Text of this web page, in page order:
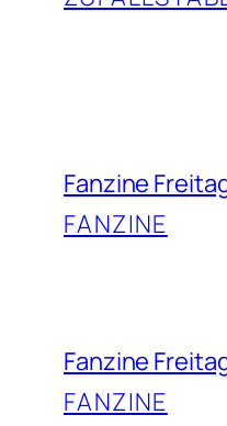
Fanzine
FANZINE
Fanzine
FANZINE